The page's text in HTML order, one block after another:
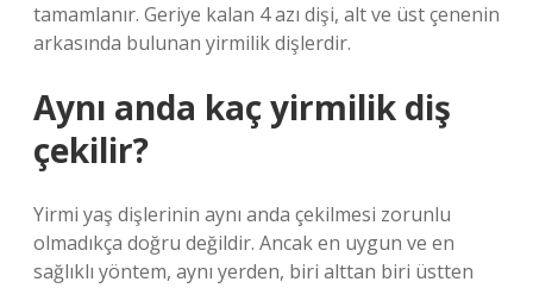
tamamlanır. Geriye kalan 4 azı dişi, alt ve üst çenenin
arkasında bulunan yirmilik dişlerdir.
Aynı anda kaç yirmilik diş
çekilir?
Yirmi yaş dişlerinin aynı anda çekilmesi zorunlu
olmadıkça doğru değildir. Ancak en uygun ve en
sağlıklı yöntem, aynı yerden, biri alttan biri üstten